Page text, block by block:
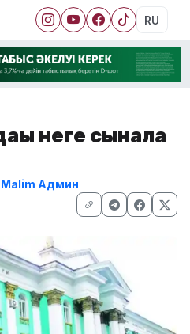
RU
неге сынала
Malim Админ